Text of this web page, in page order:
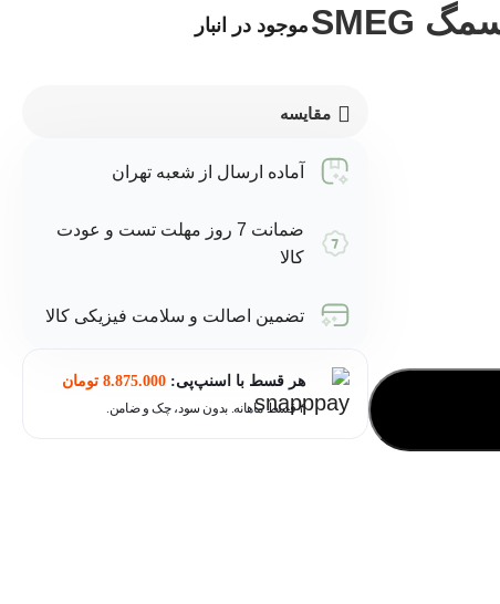
آب مرکبات گیری مشکی اسمگ SMEG موجود در انبار
مقایسه
آماده ارسال از شعبه تهران
ضمانت 7 روز مهلت تست و عودت
کالا
تضمین اصالت و سلامت فیزیکی کالا
هر قسط با اسنپ‌پی:8.875.000 تومان
۴ قسط ماهانه. بدون سود، چک و ضامن.